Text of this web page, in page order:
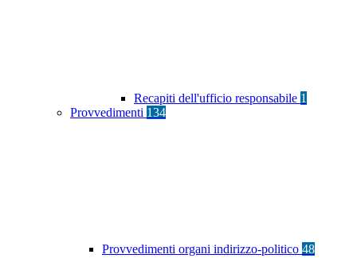
Recapiti dell'ufficio responsabile 1
Provvedimenti 134
Provvedimenti organi indirizzo-politico 48